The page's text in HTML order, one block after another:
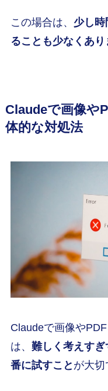
この場合は、 少し
ることも少なくあり
Claudeで画像や
体的な対処法
Claudeで画像や
は、 難しく考えす
番に試すこと が大切